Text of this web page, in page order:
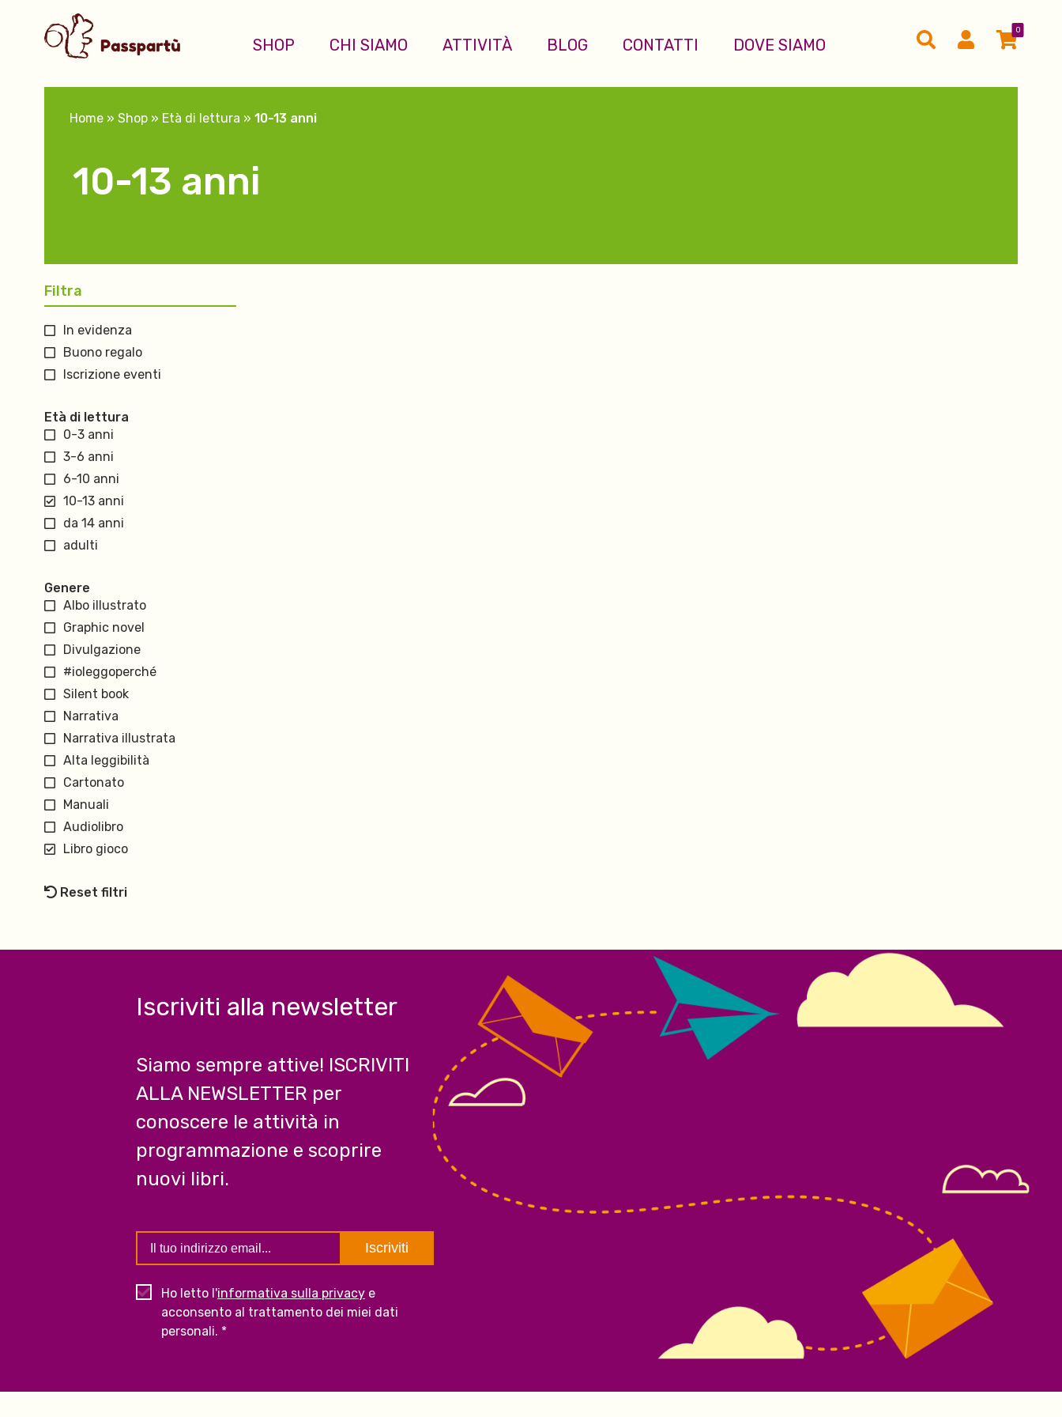
SHOP CHI SIAMO ATTIVITÀ BLOG CONTATTI DOVE SIAMO
0
Home » Shop » Età di lettura » 10-13 anni
10-13 anni
Filtra
In evidenza
Buono regalo
Iscrizione eventi
Età di lettura
0-3 anni
3-6 anni
6-10 anni
10-13 anni
da 14 anni
adulti
Genere
Albo illustrato
Graphic novel
Divulgazione
#ioleggoperché
Silent book
Narrativa
Narrativa illustrata
Alta leggibilità
Cartonato
Manuali
Audiolibro
Libro gioco
Reset filtri
Iscriviti alla newsletter
Siamo sempre attive! ISCRIVITI
ALLA NEWSLETTER per
conoscere le attività in
programmazione e scoprire
nuovi libri.
Ho letto l'informativa sulla privacy e
acconsento al trattamento dei miei dati
personali. *